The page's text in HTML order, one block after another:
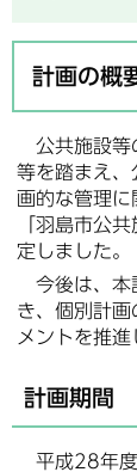
計画の概
公共施設等
等を踏まえ、
画的な管理に
「羽島市公
定しました。
今後は、本
き、個別計
メントを推進
計画期間
平成28年度